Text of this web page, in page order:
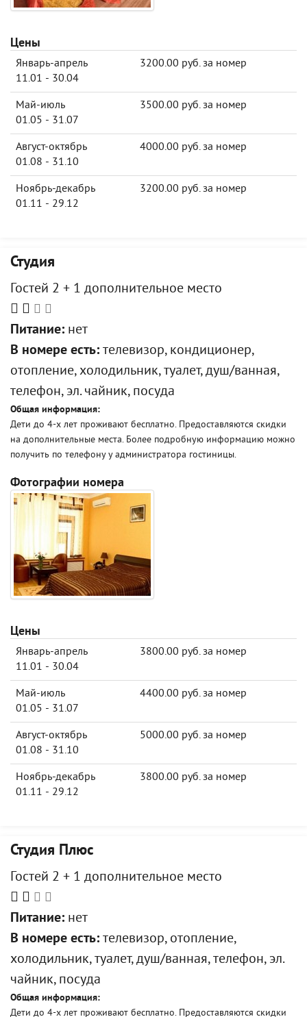
Цены
Январь-апрель
11.01 - 30.04
3200.00 руб. за номер
Май-июль
01.05 - 31.07
3500.00 руб. за номер
Август-октябрь
01.08 - 31.10
4000.00 руб. за номер
Ноябрь-декабрь
01.11 - 29.12
3200.00 руб. за номер
Студия
Гостей 2 + 1 дополнительное место
Питание: нет
В номере есть: телевизор, кондиционер,
отопление, холодильник, туалет, душ/ванная,
телефон, эл. чайник, посуда
Общая информация:
Дети до 4-х лет проживают бесплатно. Предоставляются скидки
на дополнительные места. Более подробную информацию можно
получить по телефону у администратора гостиницы.
Фотографии номера
Цены
Январь-апрель
11.01 - 30.04
3800.00 руб. за номер
Май-июль
01.05 - 31.07
4400.00 руб. за номер
Август-октябрь
01.08 - 31.10
5000.00 руб. за номер
Ноябрь-декабрь
01.11 - 29.12
3800.00 руб. за номер
Студия Плюс
Гостей 2 + 1 дополнительное место
Питание: нет
В номере есть: телевизор, отопление,
холодильник, туалет, душ/ванная, телефон, эл.
чайник, посуда
Общая информация:
Дети до 4-х лет проживают бесплатно. Предоставляются скидки